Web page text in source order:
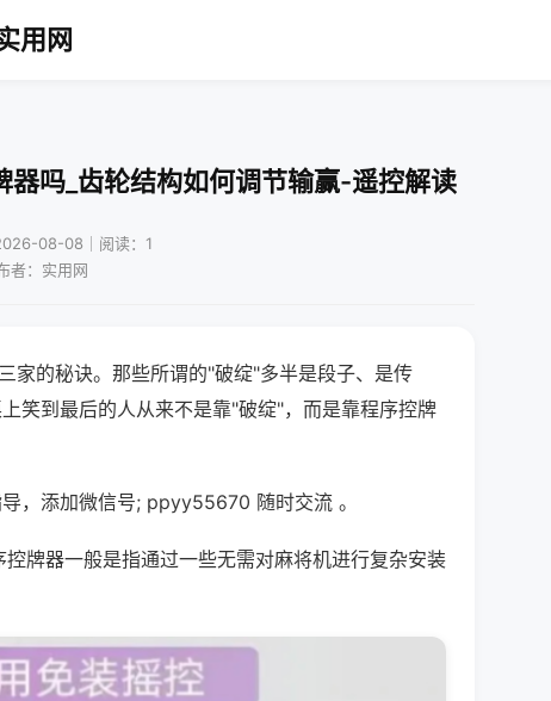
用网
吗_齿轮结构如何调节输赢-遥控解读
08-08｜阅读：1
者：实用网
家的秘诀。那些所谓的"破绽"多半是段子、是传
笑到最后的人从来不是靠"破绽"，而是靠程序控牌
，添加微信号; ppyy55670 随时交流 。
牌器一般是指通过一些无需对麻将机进行复杂安装